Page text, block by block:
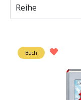
Reihe
Buch